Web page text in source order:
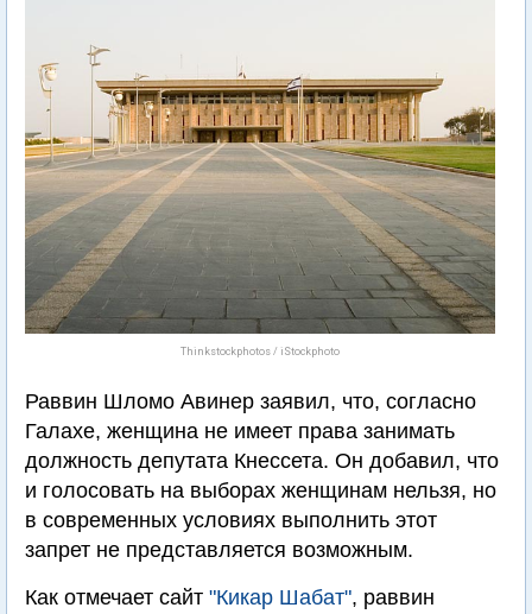
Thinkstockphotos / iStockphoto
Раввин Шломо Авинер заявил, что, согласно
Галахе, женщина не имеет права занимать
должность депутата Кнессета. Он добавил, что
и голосовать на выборах женщинам нельзя, но
в современных условиях выполнить этот
запрет не представляется возможным.
Как отмечает сайт "Кикар Шабат", раввин